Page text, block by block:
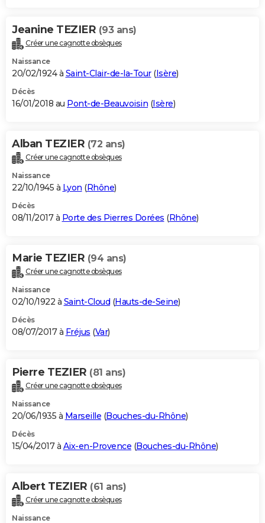
Jeanine TEZIER (93 ans)
Créer une cagnotte obsèques
Naissance
20/02/1924 à Saint-Clair-de-la-Tour(Isère)
Décès
16/01/2018 au Pont-de-Beauvoisin (Isère)
Alban TEZIER (72 ans)
Créer une cagnotte obsèques
Naissance
22/10/1945 à Lyon (Rhône)
Décès
08/11/2017 à Porte des Pierres Dorées (Rhône)
Marie TEZIER (94 ans)
Créer une cagnotte obsèques
Naissance
02/10/1922 à Saint-Cloud (Hauts-de-Seine)
Décès
08/07/2017 à Fréjus (Var)
Pierre TEZIER (81 ans)
Créer une cagnotte obsèques
Naissance
20/06/1935 à Marseille (Bouches-du-Rhône)
Décès
15/04/2017 à Aix-en-Provence (Bouches-du-Rhône)
Albert TEZIER (61 ans)
Créer une cagnotte obsèques
Naissance